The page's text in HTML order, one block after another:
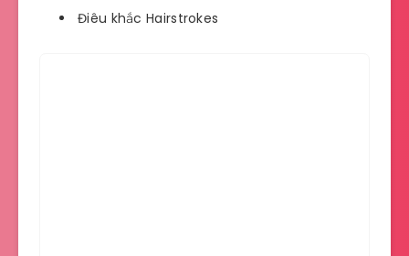
Điêu khắc Hairstrokes